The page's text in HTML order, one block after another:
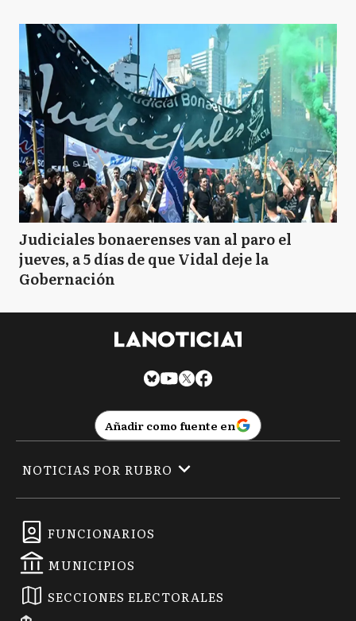
Judiciales bonaerenses van al paro el
jueves, a 5 días de que Vidal deje la
Gobernación
Añadir como fuente en
FUNCIONARIOS
MUNICIPIOS
SECCIONES ELECTORALES
NOTICIAS POR RUBRO